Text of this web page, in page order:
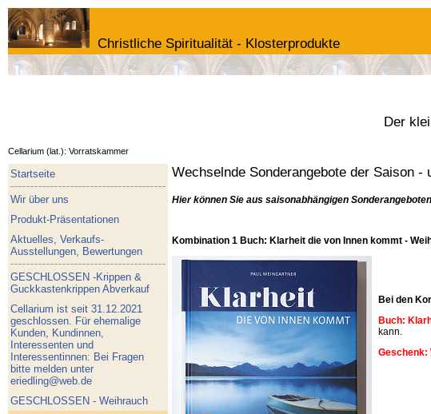
Christliche Spiritualität - Klosterprodukte
Der
Cellarium (lat.): Vorratskammer
Startseite
Wir über uns
Produkt-Präsentationen
Aktuelles, Verkaufs-
Ausstellungen, Bewertungen
GESCHLOSSEN -Krippen &
Guckkastenkrippen Abverkauf
Cellarium ist seit 31.12.2021
geschlossen. Für ehemalige
Kunden, Kundinnen,
Interessenten und
Interessentinnen: Bei Fragen
bitte melden unter
eriedling@web.de
GESCHLOSSEN - Weihrauch
Wechselnde Sonderangebote der Saison -
Hier können Sie aus saisonabhängigen
Kombination 1 Buch: Klarheit die von Innen kommt -
Bei den
Buch:
kann.
Geschenk: